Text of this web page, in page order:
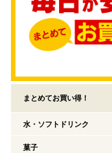
まとめてお買い得！
水・ソフトドリンク
菓子